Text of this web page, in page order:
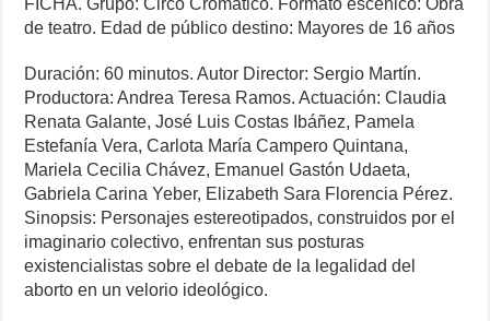
FICHA. Grupo: Circo Cromático. Formato escénico: Obra
de teatro. Edad de público destino: Mayores de 16 años
Duración: 60 minutos. Autor Director: Sergio Martín.
Productora: Andrea Teresa Ramos. Actuación: Claudia
Renata Galante, José Luis Costas Ibáñez, Pamela
Estefanía Vera, Carlota María Campero Quintana,
Mariela Cecilia Chávez, Emanuel Gastón Udaeta,
Gabriela Carina Yeber, Elizabeth Sara Florencia Pérez.
Sinopsis: Personajes estereotipados, construidos por el
imaginario colectivo, enfrentan sus posturas
existencialistas sobre el debate de la legalidad del
aborto en un velorio ideológico.